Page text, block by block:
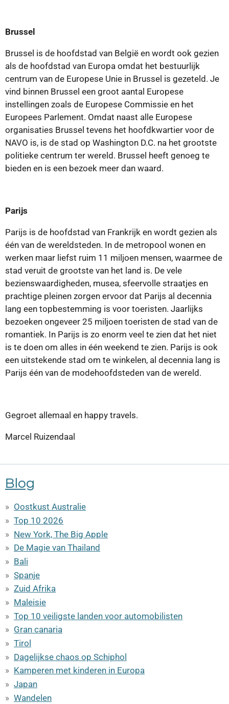
Brussel
Brussel is de hoofdstad van België en wordt ook gezien
als de hoofdstad van Europa omdat het bestuurlijk
centrum van de Europese Unie in Brussel is gezeteld. Je
vind binnen Brussel een groot aantal Europese
instellingen zoals de Europese Commissie en het
Europees Parlement. Omdat naast alle Europese
organisaties Brussel tevens het hoofdkwartier voor de
NAVO is, is de stad op Washington D.C. na het grootste
politieke centrum ter wereld. Brussel heeft genoeg te
bieden en is een bezoek meer dan waard.
Parijs
Parijs is de hoofdstad van Frankrijk en wordt gezien als
één van de wereldsteden. In de metropool wonen en
werken maar liefst ruim 11 miljoen mensen, waarmee de
stad veruit de grootste van het land is. De vele
bezienswaardigheden, musea, sfeervolle straatjes en
prachtige pleinen zorgen ervoor dat Parijs al decennia
lang een topbestemming is voor toeristen. Jaarlijks
bezoeken ongeveer 25 miljoen toeristen de stad van de
romantiek. In Parijs is zo enorm veel te zien dat het niet
is te doen om alles in één weekend te zien. Parijs is ook
een uitstekende stad om te winkelen, al decennia lang is
Parijs één van de modehoofdsteden van de wereld.
Gegroet allemaal en happy travels.
Marcel Ruizendaal
Blog
Oostkust Australie
Top 10 2026
New York, The Big Apple
De Magie van Thailand
Bali
Spanje
Zuid Afrika
Maleisie
Top 10 veiligste landen voor automobilisten
Gran canaria
Tirol
Dagelijkse chaos op Schiphol
Kamperen met kinderen in Europa
Japan
Wandelen